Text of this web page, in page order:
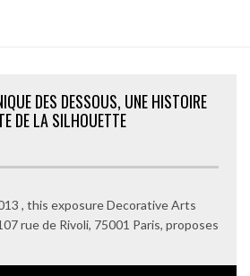
DES DESSOUS, UNE HISTOIRE
DE LA SILHOUETTE
, this exposure Decorative Arts
rue de Rivoli, 75001 Paris, proposes